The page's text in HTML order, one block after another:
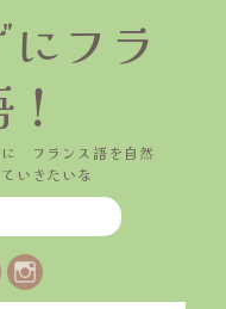
フラ
に フランス語を自然
いきたいな
Instagram